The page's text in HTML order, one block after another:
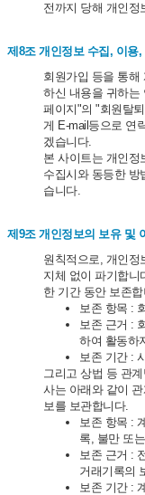
전까지 당해 개인정
제8조 개인정보 수집, 이용
회원가입 등을 통해
하신 내용을 귀하는
페이지"의 "회원탈
게 E-mail등으로 연
겠습니다.
본 사이트는 개인정
수집시와 동등한 방
습니다.
제9조 개인정보의 보유 및
원칙적으로, 개인정
지체 없이 파기합니
한 기간 동안 보존
보존 항목 :
보존 근거 :
하여 활동하
보존 기간 :
그리고 상법 등 관
사는 아래와 같이
보를 보관합니다.
보존 항목 :
록, 불만 또
보존 근거 :
거래기록의
보존 기간 :